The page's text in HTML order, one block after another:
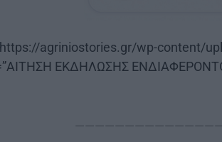
agriniostories.gr/wp-content/
ΕΚΔΗΛΩΣΗΣ